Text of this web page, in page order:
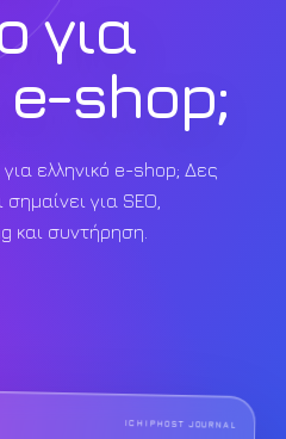
για
e-shop;
ελληνικό e-shop; Δες
για SEO,
και συντήρηση.
ICHIPHOST JOURNAL